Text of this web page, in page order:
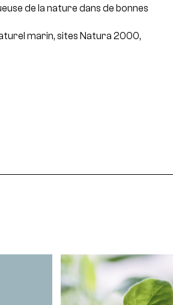
de la nature dans de bonnes
marin, sites Natura 2000,